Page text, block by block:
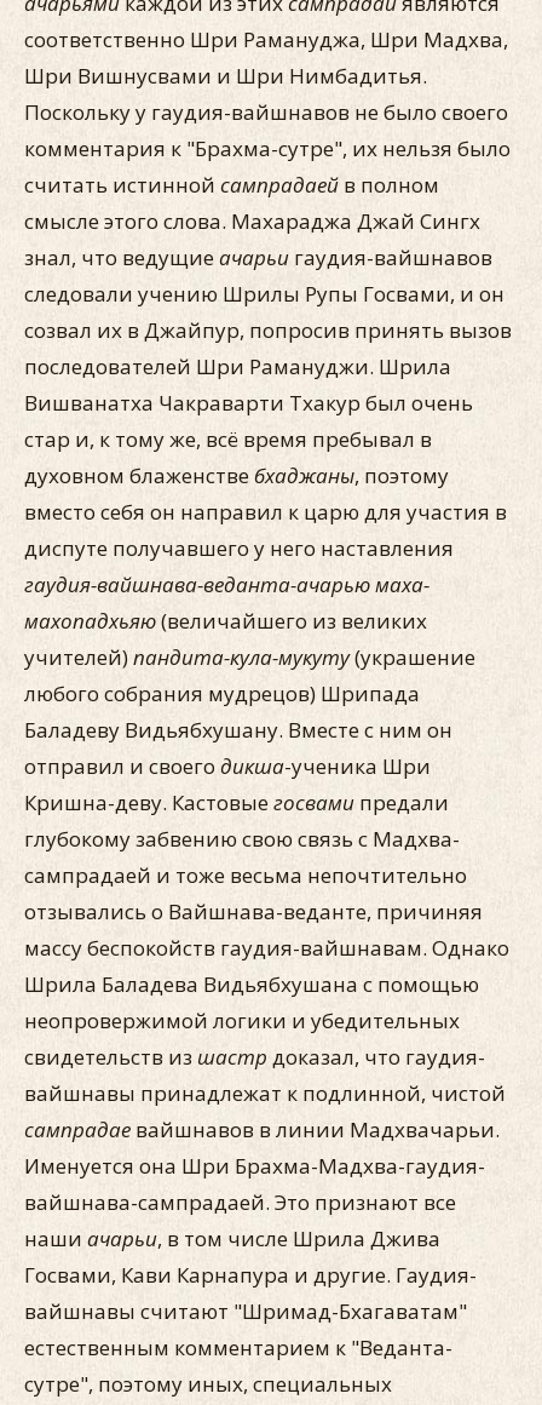
соответственно Шри Рамануджа, Шри Мадхва,
Шри Вишнусвами и Шри Нимбадитья.
Поскольку у гаудия-вайшнавов не было своего
комментария к "Брахма-сутре", их нельзя было
считать истинной сампрадаей в полном
смысле этого слова. Махараджа Джай Сингх
знал, что ведущие ачарьи гаудия-вайшнавов
следовали учению Шрилы Рупы Госвами, и он
созвал их в Джайпур, попросив принять вызов
последователей Шри Рамануджи. Шрила
Вишванатха Чакраварти Тхакур был очень
стар и, к тому же, всё время пребывал в
духовном блаженстве бхаджаны, поэтому
вместо себя он направил к царю для участия в
диспуте получавшего у него наставления
гаудия-вайшнава-веданта-ачарью маха-
махопадхьяю(величайшего из великих
учителей)пандита-кула-мукуту(украшение
любого собрания мудрецов) Шрипада
Баладеву Видьябхушану. Вместе с ним он
отправил и своего дикша-ученика Шри
Кришна-деву. Кастовыегосвами предали
глубокому забвению свою связь с Мадхва-
сампрадаей и тоже весьма непочтительно
отзывались о Вайшнава-веданте, причиняя
массу беспокойств гаудия-вайшнавам. Однако
Шрила Баладева Видьябхушана с помощью
неопровержимой логики и убедительных
свидетельств из шастр доказал, что гаудия-
вайшнавы принадлежат к подлинной, чистой
сампрадае вайшнавов в линии Мадхвачарьи.
Именуется она Шри Брахма-Мадхва-гаудия-
вайшнава-сампрадаей. Это признают все
наши ачарьи, в том числе Шрила Джива
Госвами, Кави Карнапура и другие. Гаудия-
вайшнавы считают "Шримад-Бхагаватам"
естественным комментарием к "Веданта-
сутре", поэтому иных, специальных